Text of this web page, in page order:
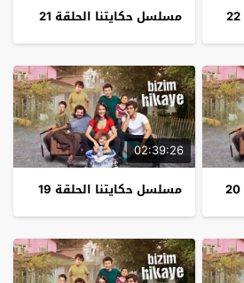
مسلسل حكايتنا الحلقة 21
02:39:26
مسلسل حكايتنا الحلقة 19